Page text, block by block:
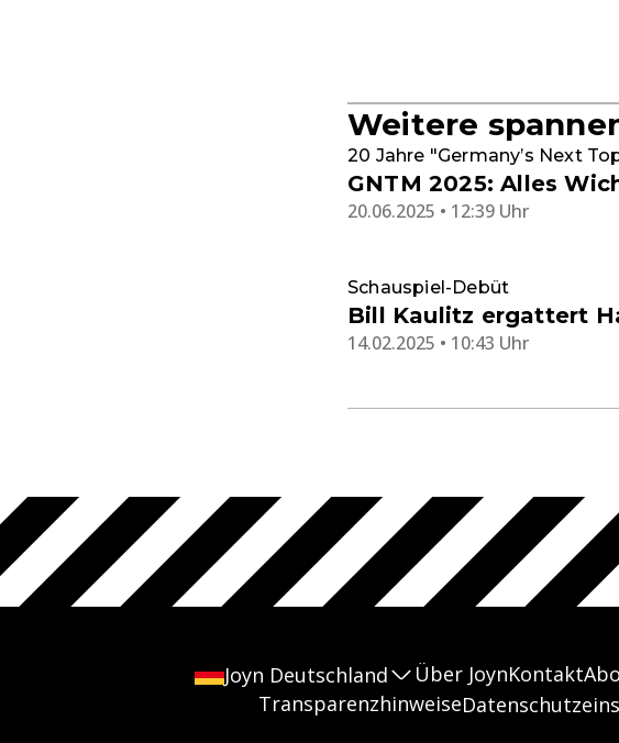
Weitere
20 Jahre "Germany’s Next
GNTM 2025: Alles
20.06.2025 • 12:39 Uhr
Schauspiel-Debüt
Bill Kaulitz ergattert
14.02.2025 • 10:43 Uhr
Joyn Deutschland Über JoynKontakt
Transparenzhinweise